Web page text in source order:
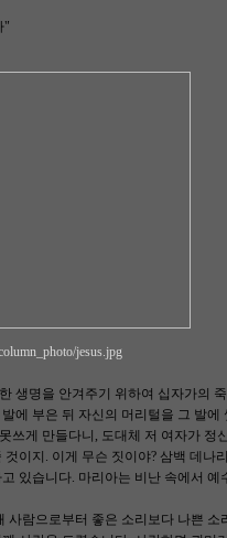
"
jesus.jpg
생명을 안겨주기 위하여 십자가의
에 부은 뒤 자신의 머리털을 그 발
쓰게 만들다니, 도대체 저 여자가
것이지. 이게 무슨 짓이야? 삼백 데
있습니다. 마리아는 비난 속에서
사람으로부터 좋은 소리보다 나쁜